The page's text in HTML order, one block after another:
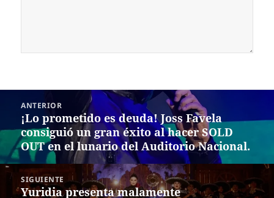
entradas
ANTERIOR
Entrada
anterior:
¡Lo prometido es deuda! Joss Favela
consiguió un gran éxito al hacer SOLD
OUT en el lunario del Auditorio Nacional.
SIGUIENTE
Siguiente
Yuridia presenta malamente